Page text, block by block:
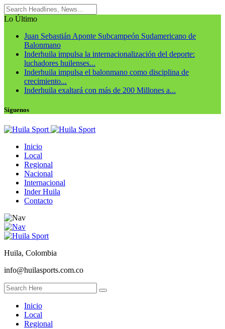
Lo Último
Juan Sebastián Aponte Subcampeón Sudamericano de
Balonmano
Inderhuila impulsa la internacionalización del deporte:
luchadores huilenses...
Inderhuila impulsa el balonmano como disciplina de
crecimiento...
Inderhuila exaltará con más de 200 Millones a...
Síguenos
Inicio
Local
Regional
Nacional
Internacional
Inder Huila
Contacto
Huila, Colombia
info@huilasports.com.co
Inicio
Local
Regional